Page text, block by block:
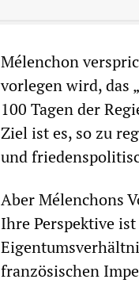
Mélenchon
vorlegen wird, das
100 Tagen der
Ziel ist es, so zu
und
Aber Mélenchons
Ihre Perspektive
französischen